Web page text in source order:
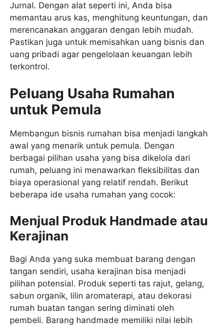
Jurnal. Dengan alat seperti ini, Anda bisa
memantau arus kas, menghitung keuntungan, dan
merencanakan anggaran dengan lebih mudah.
Pastikan juga untuk memisahkan uang bisnis dan
uang pribadi agar pengelolaan keuangan lebih
terkontrol.
Peluang Usaha Rumahan
untuk Pemula
Membangun bisnis rumahan bisa menjadi langkah
awal yang menarik untuk pemula. Dengan
berbagai pilihan usaha yang bisa dikelola dari
rumah, peluang ini menawarkan fleksibilitas dan
biaya operasional yang relatif rendah. Berikut
beberapa ide usaha rumahan yang cocok:
Menjual Produk Handmade atau
Kerajinan
Bagi Anda yang suka membuat barang dengan
tangan sendiri, usaha kerajinan bisa menjadi
pilihan potensial. Produk seperti tas rajut, gelang,
sabun organik, lilin aromaterapi, atau dekorasi
rumah buatan tangan sering diminati oleh
pembeli. Barang handmade memiliki nilai lebih